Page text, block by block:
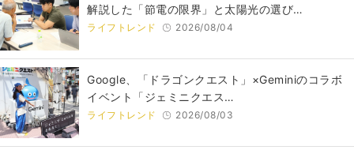
解説した「節電の限界」と太陽光の選び…
ライフトレンド 2026/08/04
Google、「ドラゴンクエスト」×Geminiのコラボ
イベント「ジェミニクエス…
ライフトレンド 2026/08/03